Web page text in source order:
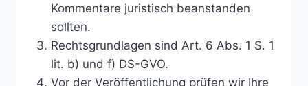
Kommentare juristisch beanstanden
sollten.
Rechtsgrundlagen sind Art. 6 Abs. 1 S. 1
lit. b) und f) DS-GVO.
Vor der Veröffentlichung prüfen wir Ihre